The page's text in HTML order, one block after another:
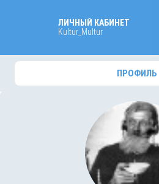
ЛИЧНЫЙ КАБИНЕТ
Kultur_Multur
ПРОФИЛЬ